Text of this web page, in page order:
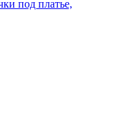
под платье,